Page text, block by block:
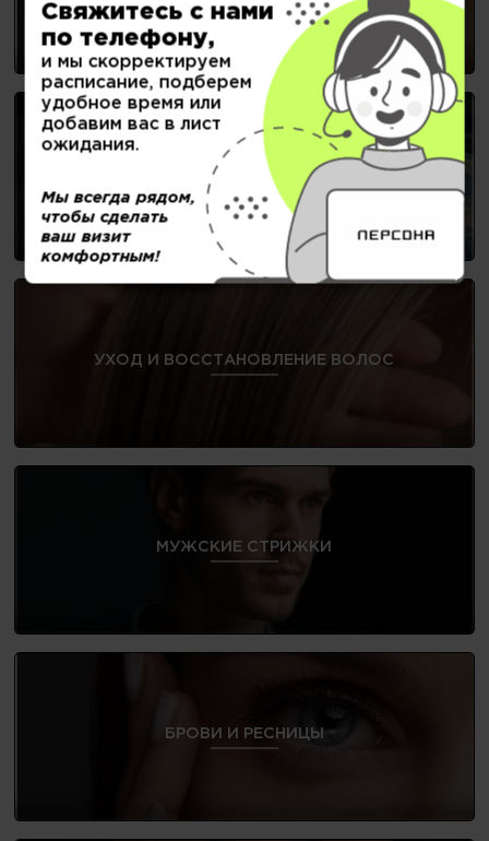
ОКРАШИВАНИЕ
УХОД И ВОССТАНОВЛЕНИЕ ВОЛОС
МУЖСКИЕ СТРИЖКИ
БРОВИ И РЕСНИЦЫ
Свяжитесь с нами
по телефону,
и мы скорректируем
расписание, подберем
удобное время или
добавим вас в лист
ожидания.
Мы всегда рядом,
чтобы сделать
ваш визит
комфортным!